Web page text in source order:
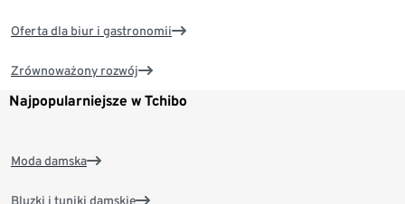
Oferta dla biur i gastronomii
Zrównoważony rozwój
Najpopularniejsze w Tchibo
Moda damska
Bluzki i tuniki damskie